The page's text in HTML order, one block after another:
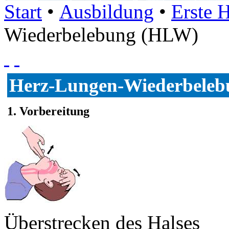
Start • Ausbildung • Erste
Wiederbelebung (HLW)
Herz-Lungen-
1. Vorbereitung
Überstrecken des Halses